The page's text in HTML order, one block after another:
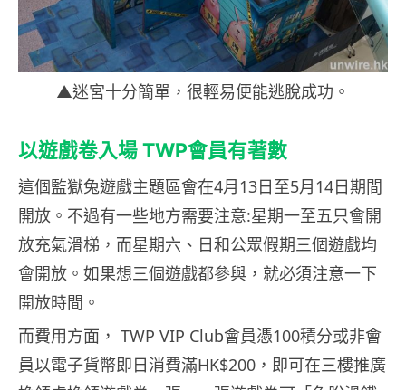
▲迷宮十分簡單，很輕易便能逃脫成功。
以遊戲卷入場 TWP會員有著數
這個監獄兔遊戲主題區會在4月13日至5月14日期間
開放。不過有一些地方需要注意:星期一至五只會開
放充氣滑梯，而星期六、日和公眾假期三個遊戲均
會開放。如果想三個遊戲都參與，就必須注意一下
開放時間。
而費用方面， TWP VIP Club會員憑100積分或非會
員以電子貨幣即日消費滿HK$200 ，即可在三樓推廣